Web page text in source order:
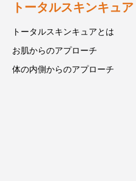
トータルスキンキュア
トータルスキンキュアとは
お肌からのアプローチ
体の内側からのアプローチ